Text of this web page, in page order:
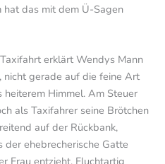
hat das mit dem Ü-Sagen
erklärt Wendys Mann
gerade auf die feine Art
Himmel. Am Steuer
als Taxifahrer seine Brötchen
auf der Rückbank,
ehebrecherische Gatte
Frau entzieht. Fluchtartig